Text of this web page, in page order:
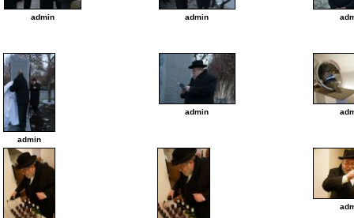
admin admin
admin
admin